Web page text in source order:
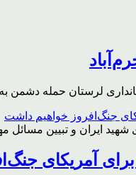
لرستان حمله دشمن
شهید ایران و تبیین مسائل
آمریکای